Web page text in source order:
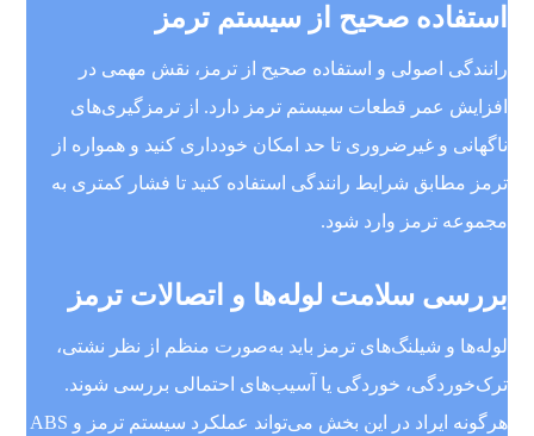
استفاده صحیح از سیستم ترمز
رانندگی اصولی و استفاده صحیح از ترمز، نقش مهمی در
افزایش عمر قطعات سیستم ترمز دارد. از ترمزگیری‌های
ناگهانی و غیرضروری تا حد امکان خودداری کنید و همواره از
ترمز مطابق شرایط رانندگی استفاده کنید تا فشار کمتری به
مجموعه ترمز وارد شود.
بررسی سلامت لوله‌ها و اتصالات ترمز
لوله‌ها و شیلنگ‌های ترمز باید به‌صورت منظم از نظر نشتی،
ترک‌خوردگی، خوردگی یا آسیب‌های احتمالی بررسی شوند.
هرگونه ایراد در این بخش می‌تواند عملکرد سیستم ترمز و ABS